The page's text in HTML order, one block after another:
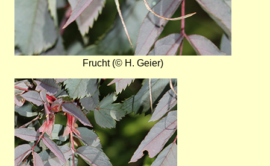
Frucht (© H. Geier)
Bild